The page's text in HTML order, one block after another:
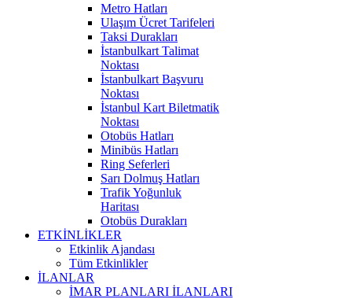
Metro Hatları
Ulaşım Ücret Tarifeleri
Taksi Durakları
İstanbulkart Talimat
Noktası
İstanbulkart Başvuru
Noktası
İstanbul Kart Biletmatik
Noktası
Otobüs Hatları
Minibüs Hatları
Ring Seferleri
Sarı Dolmuş Hatları
Trafik Yoğunluk
Haritası
Otobüs Durakları
ETKİNLİKLER
Etkinlik Ajandası
Tüm Etkinlikler
İLANLAR
İMAR PLANLARI İLANLARI